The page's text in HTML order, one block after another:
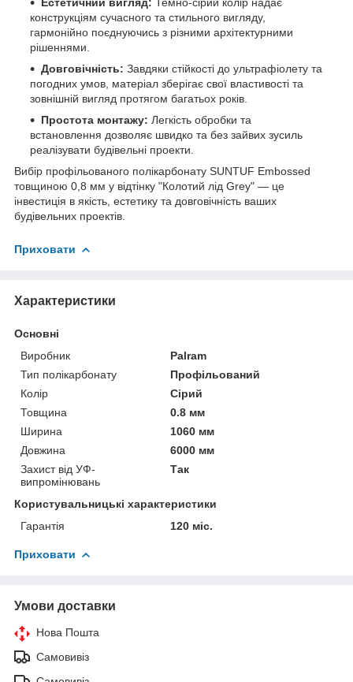
конструкціям сучасного та стильного вигляду,
гармонійно поєднуючись з різними архітектурними
рішеннями.
Довговічність: Завдяки стійкості до ультрафіолету та
погодних умов, матеріал зберігає свої властивості та
зовнішній вигляд протягом багатьох років.
Простота монтажу: Легкість обробки та
встановлення дозволяє швидко та без зайвих зусиль
реалізувати будівельні проекти.
Вибір профільованого полікарбонату SUNTUF Embossed
товщиною 0,8 мм у відтінку "Колотий лід Grey" — це
інвестиція в якість, естетику та довговічність ваших
будівельних проектів.
Приховати
Характеристики
Основні
Виробник
Palram
Тип полікарбонату
Профільований
Колір
Сірий
Товщина
0.8 мм
Ширина
1060 мм
Довжина
6000 мм
Захист від УФ-
випромінювань
Так
Користувальницькі характеристики
Гарантія
120 міс.
Приховати
Умови доставки
Нова Пошта
Самовивіз